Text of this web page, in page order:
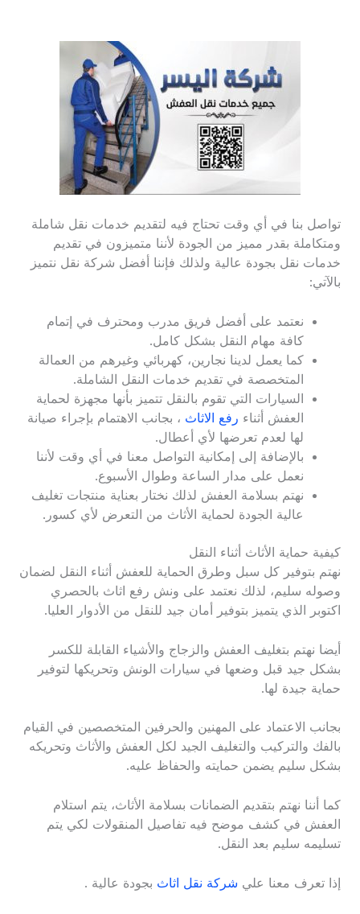
تواصل بنا في أي وقت تحتاج فيه لتقديم خدمات نقل شاملة
ومتكاملة بقدر مميز من الجودة لأننا متميزون في تقديم
خدمات نقل بجودة عالية ولذلك فإننا أفضل شركة نقل نتميز
بالآتي:
نعتمد على أفضل فريق مدرب ومحترف في إتمام
كافة مهام النقل بشكل كامل.
كما يعمل لدينا نجارين، كهربائي وغيرهم من العمالة
المتخصصة في تقديم خدمات النقل الشاملة.
السيارات التي تقوم بالنقل تتميز بأنها مجهزة لحماية
العفش أثناء رفع الاثاث ، بجانب الاهتمام بإجراء صيانة
لها لعدم تعرضها لأي أعطال.
بالإضافة إلى إمكانية التواصل معنا في أي وقت لأننا
نعمل على مدار الساعة وطوال الأسبوع.
نهتم بسلامة العفش لذلك نختار بعناية منتجات تغليف
عالية الجودة لحماية الأثاث من التعرض لأي كسور.
كيفية حماية الأثاث أثناء النقل
نهتم بتوفير كل سبل وطرق الحماية للعفش أثناء النقل لضمان
وصوله سليم، لذلك نعتمد على ونش رفع اثاث بالحصري
اكتوبر الذي يتميز بتوفير أمان جيد للنقل من الأدوار العليا.
أيضا نهتم بتغليف العفش والزجاج والأشياء القابلة للكسر
بشكل جيد قبل وضعها في سيارات الونش وتحريكها لتوفير
حماية جيدة لها.
بجانب الاعتماد على المهنين والحرفين المتخصصين في القيام
بالفك والتركيب والتغليف الجيد لكل العفش والأثاث وتحريكه
بشكل سليم يضمن حمايته والحفاظ عليه.
كما أننا نهتم بتقديم الضمانات بسلامة الأثاث، يتم استلام
العفش في كشف موضح فيه تفاصيل المنقولات لكي يتم
تسليمه سليم بعد النقل.
إذا تعرف معنا علي شركة نقل اثاث بجودة عالية .